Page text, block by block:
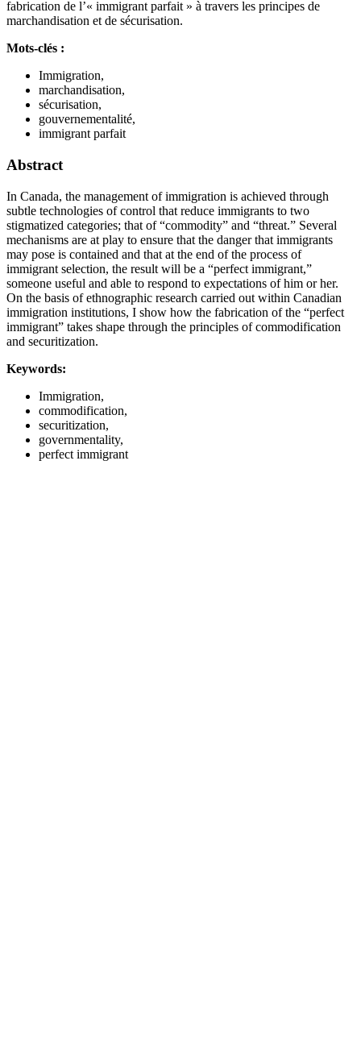
fabrication de l’« immigrant parfait » à travers les principes de
marchandisation et de sécurisation.
Mots-clés :
Immigration,
marchandisation,
sécurisation,
gouvernementalité,
immigrant parfait
Abstract
In Canada, the management of immigration is achieved through
subtle technologies of control that reduce immigrants to two
stigmatized categories; that of “commodity” and “threat.” Several
mechanisms are at play to ensure that the danger that immigrants
may pose is contained and that at the end of the process of
immigrant selection, the result will be a “perfect immigrant,”
someone useful and able to respond to expectations of him or her.
On the basis of ethnographic research carried out within Canadian
immigration institutions, I show how the fabrication of the “perfect
immigrant” takes shape through the principles of commodification
and securitization.
Keywords:
Immigration,
commodification,
securitization,
governmentality,
perfect immigrant